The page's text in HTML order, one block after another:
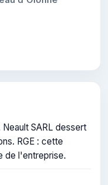
SARL dessert
RGE : cette
de l'entreprise.